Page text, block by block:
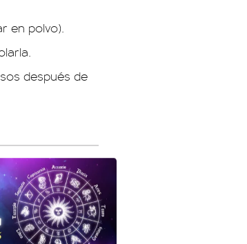
en polvo).
después de